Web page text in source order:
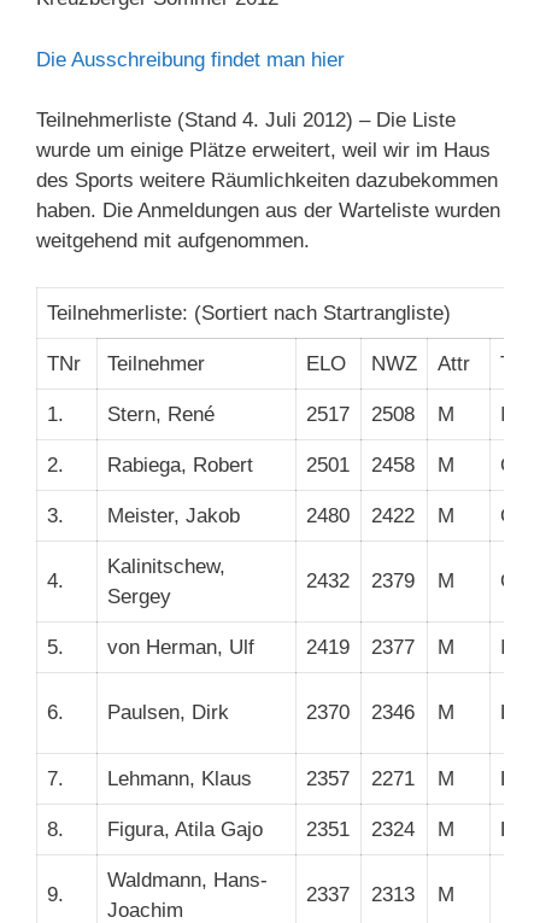
Die Ausschreibung findet man hier
Teilnehmerliste (Stand 4. Juli 2012) – Die Liste
wurde um einige Plätze erweitert, weil wir im Haus
des Sports weitere Räumlichkeiten dazubekommen
haben. Die Anmeldungen aus der Warteliste wurden
weitgehend mit aufgenommen.
Teilnehmerliste: (Sortiert nach Startrangliste)
TNr Teilnehmer ELO NWZ Attr Titel
1. Stern, René 2517 2508 M IM
2. Rabiega, Robert 2501 2458 M GM
3. Meister, Jakob 2480 2422 M GM
4.
Kalinitschew,
Sergey
2432 2379 M GM
5. von Herman, Ulf 2419 2377 M IM
6. Paulsen, Dirk 2370 2346 M FM
7. Lehmann, Klaus 2357 2271 M FM
8. Figura, Atila Gajo 2351 2324 M FM
9.
Waldmann, Hans-
Joachim
2337 2313 M